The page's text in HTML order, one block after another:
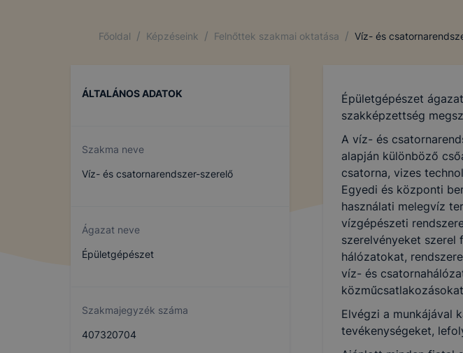
Főoldal / Képzéseink / Felnőttek szakmai oktatása / Víz- és
ÁLTALÁNOS ADATOK
Szakma neve
Víz- és csatornarendszer-szerelő
Ágazat neve
Épületgépészet
Szakmajegyzék száma
407320704
Épületgépészet
szakképzettség
A víz- és
alapján különböző
csatorna, vizes
Egyedi és központi
használati melegvíz
vízgépészeti
szerelvényeket szerel
hálózatokat,
víz- és
Elvégzi a munkájával
tevékenységeket,